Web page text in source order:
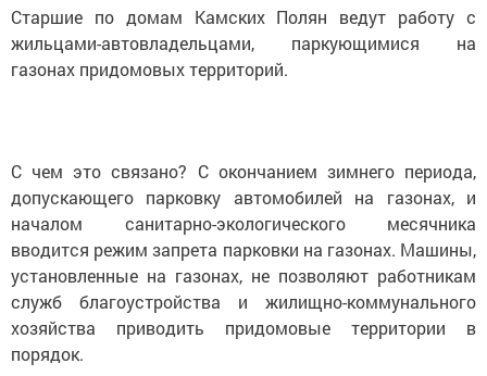
Старшие по домам Камских Полян ведут работу с
жильцами-автовладельцами, паркующимися на
газонах придомовых территорий.
С чем это связано? С окончанием зимнего периода,
допускающего парковку автомобилей на газонах, и
началом санитарно-экологического месячника
вводится режим запрета парковки на газонах. Машины,
установленные на газонах, не позволяют работникам
служб благоустройства и жилищно-коммунального
хозяйства приводить придомовые территории в
порядок.